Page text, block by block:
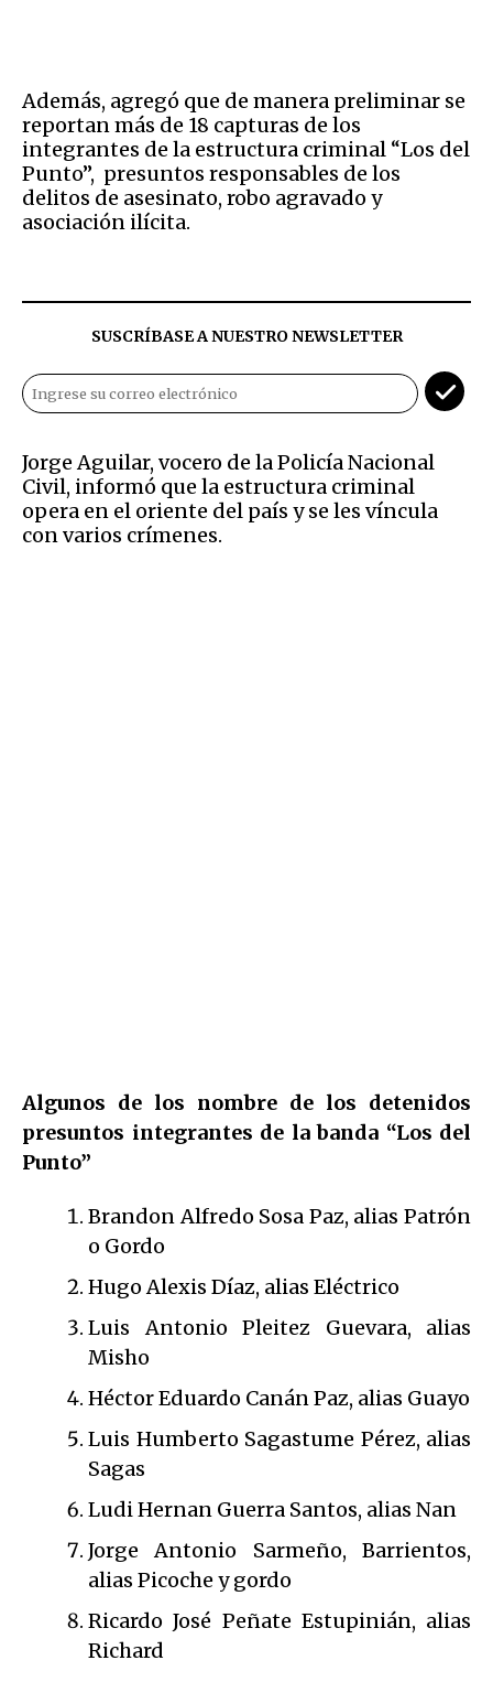
Además, agregó que de manera preliminar se
reportan más de 18 capturas de los
integrantes de la estructura criminal “Los del
Punto”, presuntos responsables de los
delitos de asesinato, robo agravado y
asociación ilícita.
SUSCRÍBASE A NUESTRO NEWSLETTER
Jorge Aguilar, vocero de la Policía Nacional
Civil, informó que la estructura criminal
opera en el oriente del país y se les víncula
con varios crímenes.
Algunos de los nombre de los detenidos
presuntos integrantes de la banda “Los del
Punto”
Brandon Alfredo Sosa Paz, alias Patrón
o Gordo
Hugo Alexis Díaz, alias Eléctrico
Luis Antonio Pleitez Guevara, alias
Misho
Héctor Eduardo Canán Paz, alias Guayo
Luis Humberto Sagastume Pérez, alias
Sagas
Ludi Hernan Guerra Santos, alias Nan
Jorge Antonio Sarmeño, Barrientos,
alias Picoche y gordo
Ricardo José Peñate Estupinián, alias
Richard